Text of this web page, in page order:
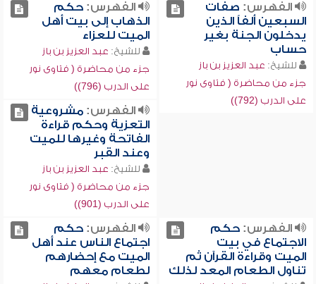
الفهرس: صفات
السبعين ألفاً الذين
يدخلون الجنة بغير
حساب
للشيخ: عبد العزيز بن باز
جزء من محاضرة ( فتاوى نور
على الدرب (792))
الفهرس:حكم
الذهاب إلى بيت أهل
الميت للعزاء
للشيخ: عبد العزيز بن باز
جزء من محاضرة ( فتاوى نور
على الدرب (796))
الفهرس:مشروعية
التعزية وحكم قراءة
الفاتحة وغيرها للميت
وعند القبر
للشيخ: عبد العزيز بن باز
جزء من محاضرة ( فتاوى نور
على الدرب (901))
الفهرس:حكم
الاجتماع في بيت
الميت وقراءة القرآن ثم
تناول الطعام المعد لذلك
الفهرس:حكم
اجتماع الناس عند أهل
الميت مع إحضارهم
لطعام معهم